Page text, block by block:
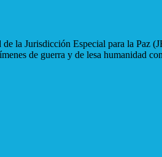
la Jurisdicción Especial para la Paz
de guerra y de lesa humanidad